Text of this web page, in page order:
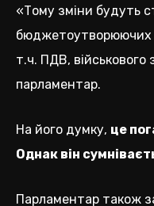
«Тому зміни будуть
бюджетоутворюючих
т.ч. ПДВ, військового
парламентар.
На його думку, це
Однак він
Парламентар також